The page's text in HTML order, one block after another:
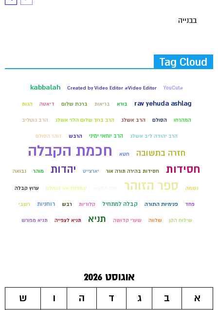
בבנייה
Tag Cloud
#YouCut
Created by Video Editor #Video Editor
kabbalah
rav yehuda ashlag
בורא בריאות ברכת שלום דיאטה הגות
המהרחו הסולם הרב אשלג הרב ברוך שלום הלוי אשלג הרב גוטליב
הרב יהודה ליב אשלג הרב יוחאי ימיני הרבש זוהר הסולם
חזרה בתשובה חטא חכמת הקבלה
חסידות חסידות בהירה תורה אור יארצייט יהדות מוהר נבואה
נשמה ספר הזוהר עמותת אור הסולם ערוץ קבלה
פחד פנימיות התורה קבלה למתחיל קלוריות רבש רוחניות רשבי
שילוח הקן שלווה שערי קדושה תניא תניא לצפייה תניא מפורש
אוגוסט 2026
א
ב ג ד ה ו
ש